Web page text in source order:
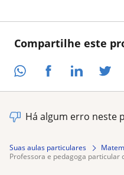
Compartilhe este
Há algum erro neste
Suas aulas particulares
professora e pedagoga